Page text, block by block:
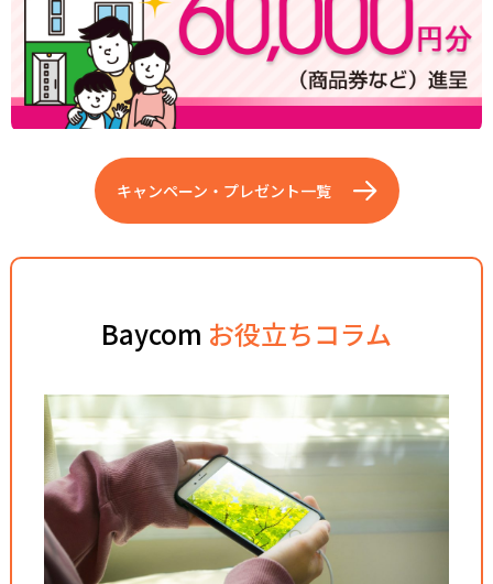
キャンペーン・プレゼント一覧
Baycom お役立ちコラム